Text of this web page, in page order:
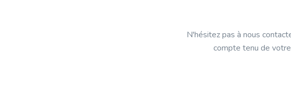
N'hésitez pas à nous
compte tenu de